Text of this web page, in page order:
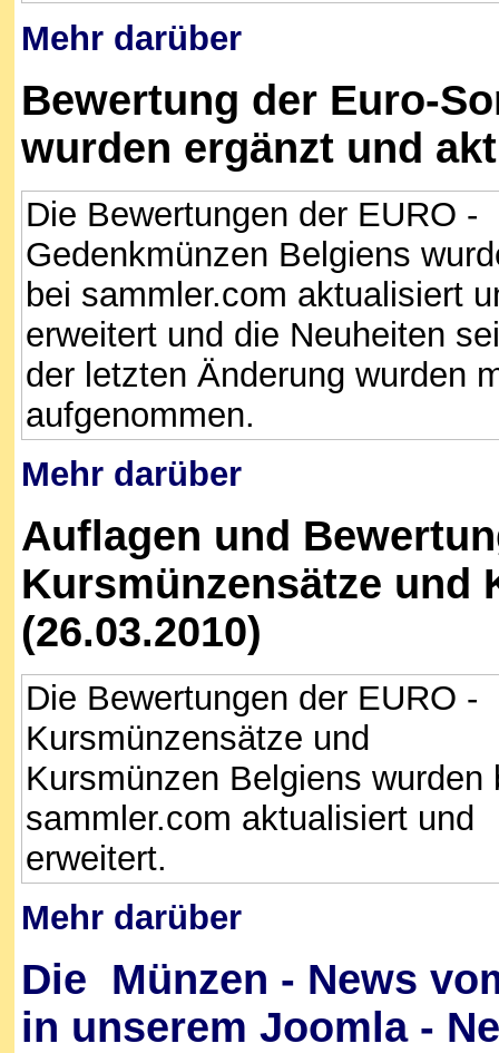
Mehr darüber
Bewertung der Euro-
wurden ergänzt und
Die Bewertungen der EURO -
Gedenkmünzen Belgiens
bei sammler.com aktualisiert
erweitert und die Neuheiten
der letzten Änderung wurden
aufgenommen.
Mehr darüber
Auflagen und
Kursmünzensätze und
(26.03.2010)
Die Bewertungen der EURO -
Kursmünzensätze und
Kursmünzen Belgiens wurden
sammler.com aktualisiert und
erweitert.
Mehr darüber
Die Münzen - News
in unserem Joomla -